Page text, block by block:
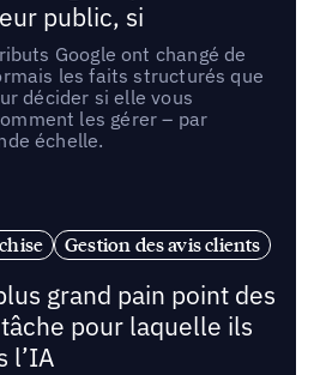
public, si
Google ont changé de
les faits structurés que
décider si elle vous
les gérer – par
échelle.
Gestion des avis clients
grand pain point des
pour laquelle ils
l’IA